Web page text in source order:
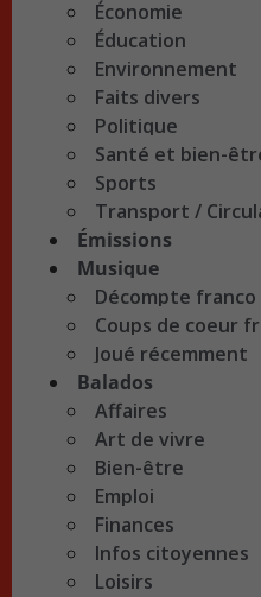
Économie
Éducation
Environnement
Faits divers
Politique
Santé et bien-
Sports
Transport /
Émissions
Musique
Décompte franco
Coups de coeur
Joué récemment
Balados
Affaires
Art de vivre
Bien-être
Emploi
Finances
Infos citoyennes
Loisirs